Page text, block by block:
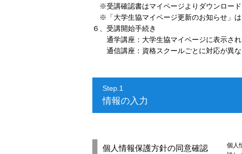
※受講確認書はマイページよりダウンロード
※「大学生協マイページ更新のお知らせ」は
６、受講開始手続き
通学講座：大学生協マイページに表示され
通信講座：資格スクールごとに対応が異な
Step.1
情報の入力
個人情報保護方針の同意確認
個人